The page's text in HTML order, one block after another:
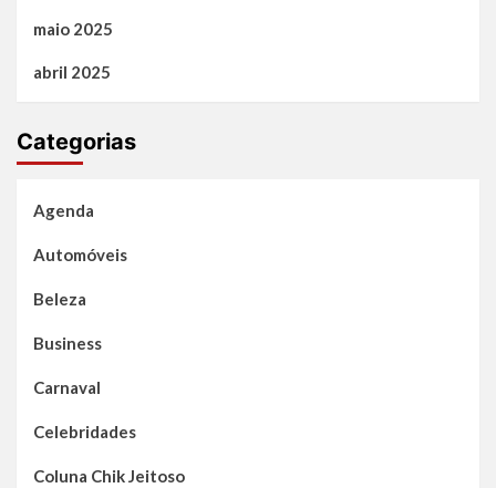
maio 2025
abril 2025
Categorias
Agenda
Automóveis
Beleza
Business
Carnaval
Celebridades
Coluna Chik Jeitoso